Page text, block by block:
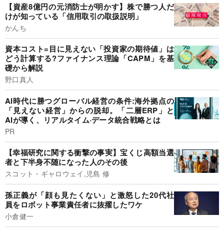
【資産8億円の元消防士が明かす】株で勝つ人だ
けが知っている「信用取引の取扱説明」
かんち
資本コスト=目に見えない「投資家の期待値」は
どう計算する?ファイナンス理論「CAPM」を基
礎から解説
野口真人
AI時代に勝つグローバル経営の条件:海外拠点の
「見えない経営」からの脱却。「二層ERP」と
AIが導く、リアルタイム·データ統合戦略とは
PR
【幸福研究に関する衝撃の事実】宝くじ高額当選
者と下半身不随になった人のその後
スコット・ギャロウェイ,児島 修
孫正義が「顔も見たくない」と激怒した20代社
員をロボット事業責任者に抜擢したワケ
小倉健一